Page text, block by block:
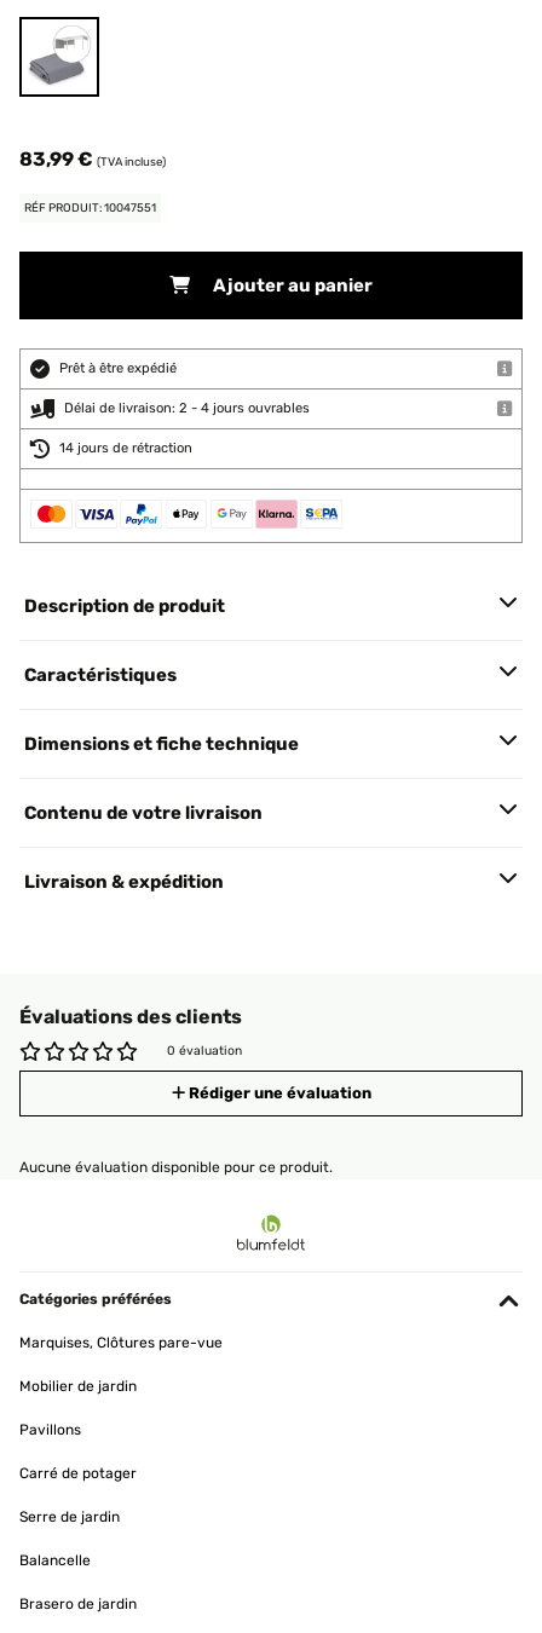
83,99 € (TVA incluse)
RÉF PRODUIT: 10047551
Ajouter au panier
Prêt à être expédié
Délai de livraison: 2 - 4 jours ouvrables
14 jours de rétraction
Description de produit
Caractéristiques
Dimensions et fiche technique
Contenu de votre livraison
Livraison & expédition
Évaluations des clients
0 évaluation
Rédiger une évaluation
Aucune évaluation disponible pour ce produit.
Catégories préférées
Marquises, Clôtures pare-vue
Mobilier de jardin
Pavillons
Carré de potager
Serre de jardin
Balancelle
Brasero de jardin